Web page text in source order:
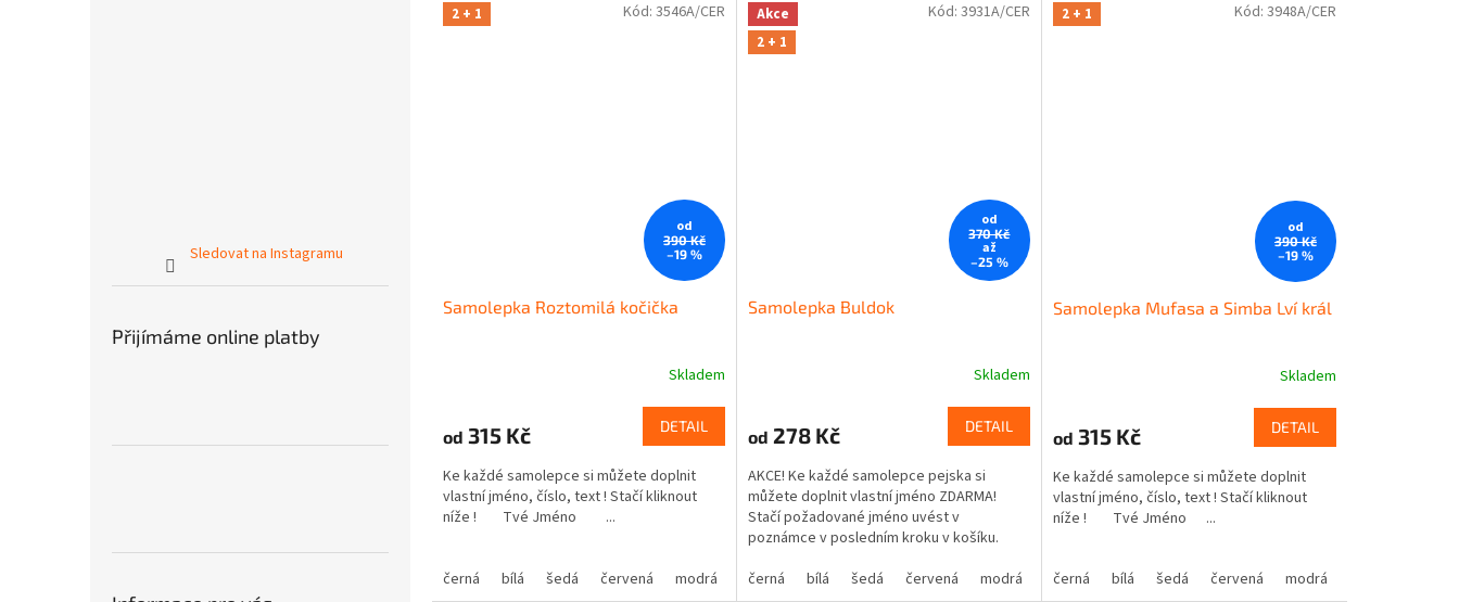
Sledovat na Instagramu
Přijímáme online platby
2 + 1
od
390 Kč
–19 %
Samolepka Roztomilá kočička
Skladem
od 315 Kč DETAIL
Ke každé samolepce si můžete doplnit
vlastní jméno, číslo, text ! Stačí kliknout
níže ! Tvé Jméno ...
černá bílá šedá červená modrá žlutá zelená růžová fialová oranžová hnědá béžová
Kód: 3546A/CER
Akce
2 + 1
od
370 Kč
až
–25 %
Samolepka Buldok
Skladem
od 278 Kč DETAIL
AKCE! Ke každé samolepce pejska si
můžete doplnit vlastní jméno ZDARMA!
Stačí požadované jméno uvést v
poznámce v posledním kroku v košíku.
černá
bílá šedá červená modrá žlutá zelená růžová fialová oranžová
Kód: 3931A/CER 2 + 1
od
390 Kč
–19 %
Samolepka Mufasa a Simba Lví král
Skladem
od 315 Kč DETAIL
Ke každé samolepce si můžete doplnit
vlastní jméno, číslo, text ! Stačí kliknout
níže ! Tvé Jméno ...
černá bílá šedá červená modrá
Kód: 3948A/CER